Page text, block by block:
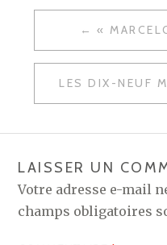
NAVIGATION
DE
L’ARTICLE
«
LAISSER UN
Votre adresse e-mail
champs obligatoires